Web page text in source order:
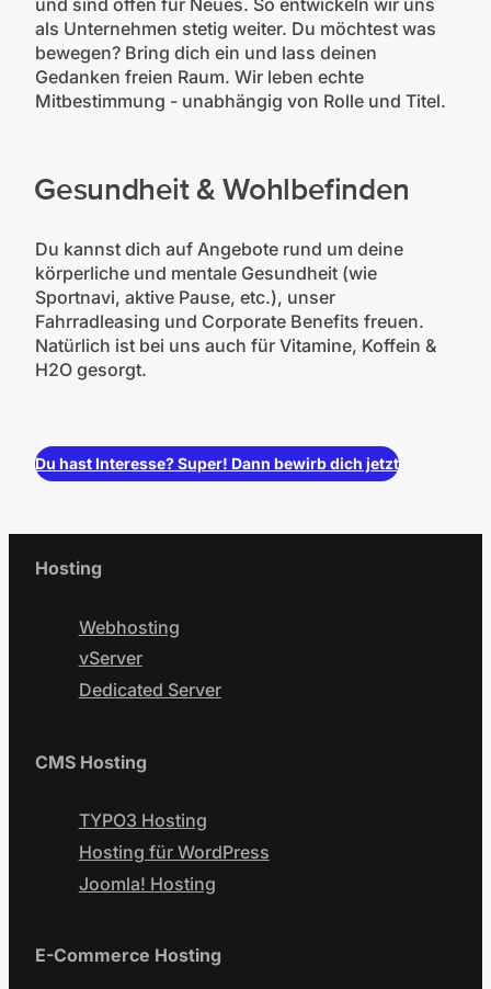
als Unternehmen stetig weiter. Du möchtest was
bewegen? Bring dich ein und lass deinen
Gedanken freien Raum. Wir leben echte
Mitbestimmung - unabhängig von Rolle und Titel.
Gesundheit & Wohlbefinden
Du kannst dich auf Angebote rund um deine
körperliche und mentale Gesundheit (wie
Sportnavi, aktive Pause, etc.), unser
Fahrradleasing und Corporate Benefits freuen.
Natürlich ist bei uns auch für Vitamine, Koffein &
H2O gesorgt.
Du hast Interesse? Super! Dann bewirb dich jetzt
Hosting
Webhosting
vServer
Dedicated Server
CMS Hosting
TYPO3 Hosting
Hosting für WordPress
Joomla! Hosting
E-Commerce Hosting